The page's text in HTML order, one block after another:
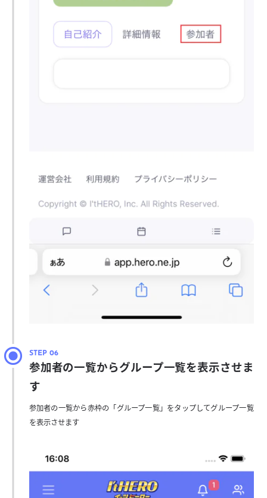
参加者の一覧からグループ一覧を表示させま
す
参加者の一覧から赤枠の「グループ一覧」をタップしてグループ一覧
を表示させます